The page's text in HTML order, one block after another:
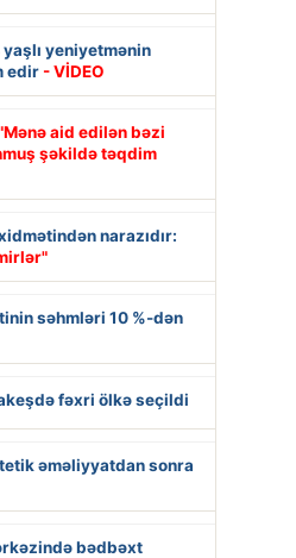
yeniyetmənin
edir - VİDEO
aid edilən bəzi
şəkildə təqdim
narazıdır:
səhmləri 10 %-dən
fəxri ölkə seçildi
əməliyyatdan sonra
bədbəxt